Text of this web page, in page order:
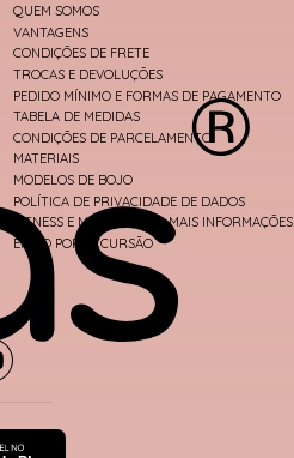
QUEM SOMOS
VANTAGENS
CONDIÇÕES DE FRETE
TROCAS E DEVOLUÇÕES
PEDIDO MÍNIMO E FORMAS DE PAGAMENTO
TABELA DE MEDIDAS
CONDIÇÕES DE PARCELAMENTO
MATERIAIS
MODELOS DE BOJO
POLÍTICA DE PRIVACIDADE DE DADOS
FITNESS E MODA PRAIA - MAIS INFORMAÇÕES
ENVIO POR EXCURSÃO